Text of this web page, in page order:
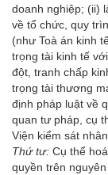
doanh nghiệp; (ii)
về tổ chức, quy
(như Toà án kinh
trọng tài kinh tế
đột, tranh chấp
trọng tài thương
định pháp luật về
quan tư pháp, cụ
Viện kiểm sát
Thứ tư: Cụ thể
quyền trên